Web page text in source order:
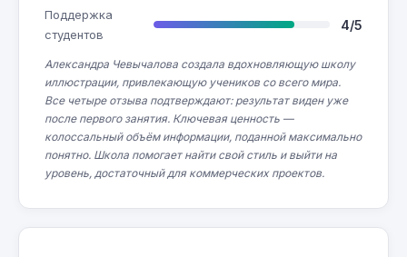
Поддержка
студентов
4/5
Александра Чевычалова создала вдохновляющую школу
иллюстрации, привлекающую учеников со всего мира.
Все четыре отзыва подтверждают: результат виден уже
после первого занятия. Ключевая ценность —
колоссальный объём информации, поданной максимально
понятно. Школа помогает найти свой стиль и выйти на
уровень, достаточный для коммерческих проектов.